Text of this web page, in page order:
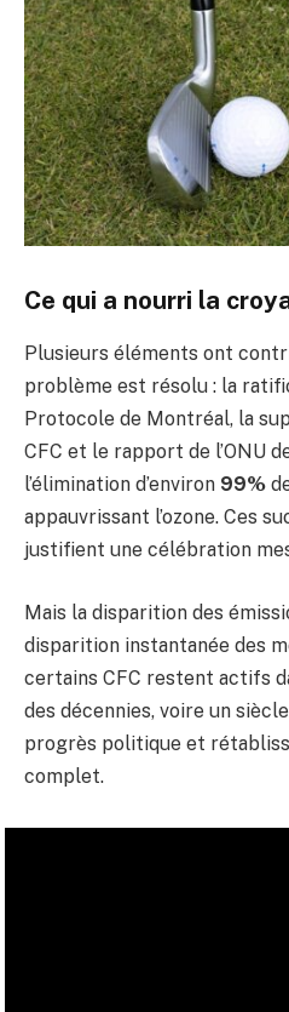
Ce qui a nourri la
Plusieurs éléments ont
problème est résolu : la
Protocole de Montréal, la
CFC et le rapport de l’ONU
l’élimination d’environ 99%
appauvrissant l’ozone. Ces
justifient une célébration
Mais la disparition des
disparition instantanée des
certains CFC restent actifs
des décennies, voire un
progrès politique et
complet.